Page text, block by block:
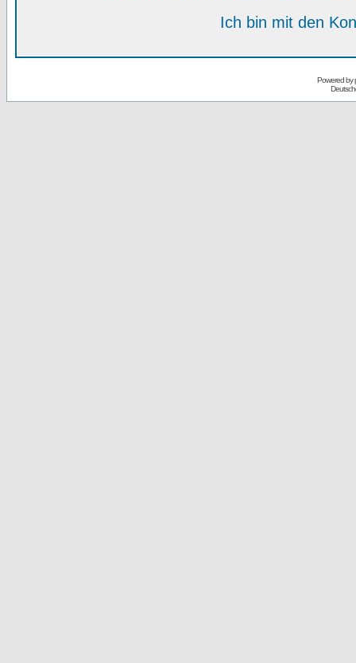
Ich bin mit den
Powered by